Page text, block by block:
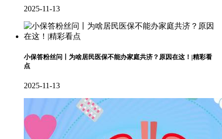
2025-11-13
小保答粉丝问丨为啥居民医保不能办家庭共济？原因在这！|精彩看
点
2025-11-13